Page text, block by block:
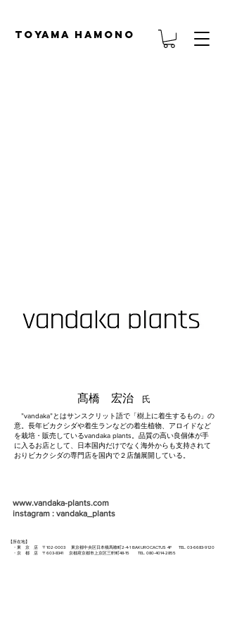
TOYAMA HAMONO
髙橋 宏治 氏
”vandaka”とはサンスクリット語で「樹上に着生するもの」の
意。長年ビカクシダや着生ランなどの着生植物、アロイドなど
を栽培・販売しているvandaka plants。品質の高い良個体が手
に入るお店として、日本国内だけでなく海外からも支持されて
おりビカクシダの専門店を国内で２店舗展開している。
www.vandaka-plants.com
instagram : vandaka_plants
【所在地】
・東 京 店 〒 102-0003 東京都中央区日本橋馬喰町2-4-1 BAKUROCACTUS 4F TEL. 03-6683-9120
・京 都 店 〒603-8341 京都府京都市上京区三軒町48-15 TEL. 080-4014-2855